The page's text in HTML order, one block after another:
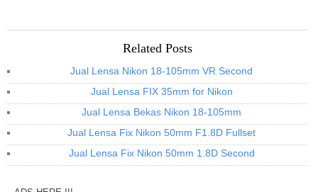
Related Posts
Jual Lensa Nikon 18-105mm VR Second
Jual Lensa FIX 35mm for Nikon
Jual Lensa Bekas Nikon 18-105mm
Jual Lensa Fix Nikon 50mm F1.8D Fullset
Jual Lensa Fix Nikon 50mm 1.8D Second